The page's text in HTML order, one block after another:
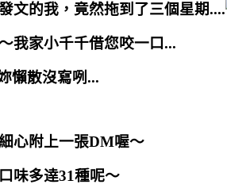
文的我，竟然拖到了三個星期....
我家小千千借您咬一口...
懶散沒寫咧...
心附上一張DM喔～
味多逹31種呢～